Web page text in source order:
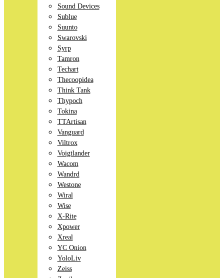
Sound Devices
Sublue
Suunto
Swarovski
Syrp
Tamron
Techart
Thecoopidea
Think Tank
Thypoch
Tokina
TTArtisan
Vanguard
Viltrox
Voigtlander
Wacom
Wandrd
Westone
Wiral
Wise
X-Rite
Xpower
Xreal
YC Onion
YoloLiv
Zeiss